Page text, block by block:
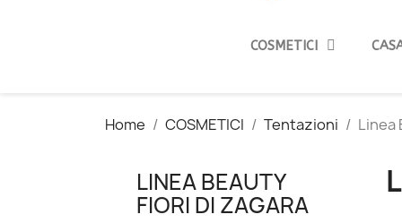
COSMETICI
Home COSMETICI Tentazioni Linea
LINEA BEAUTY
FIORI DI ZAGARA